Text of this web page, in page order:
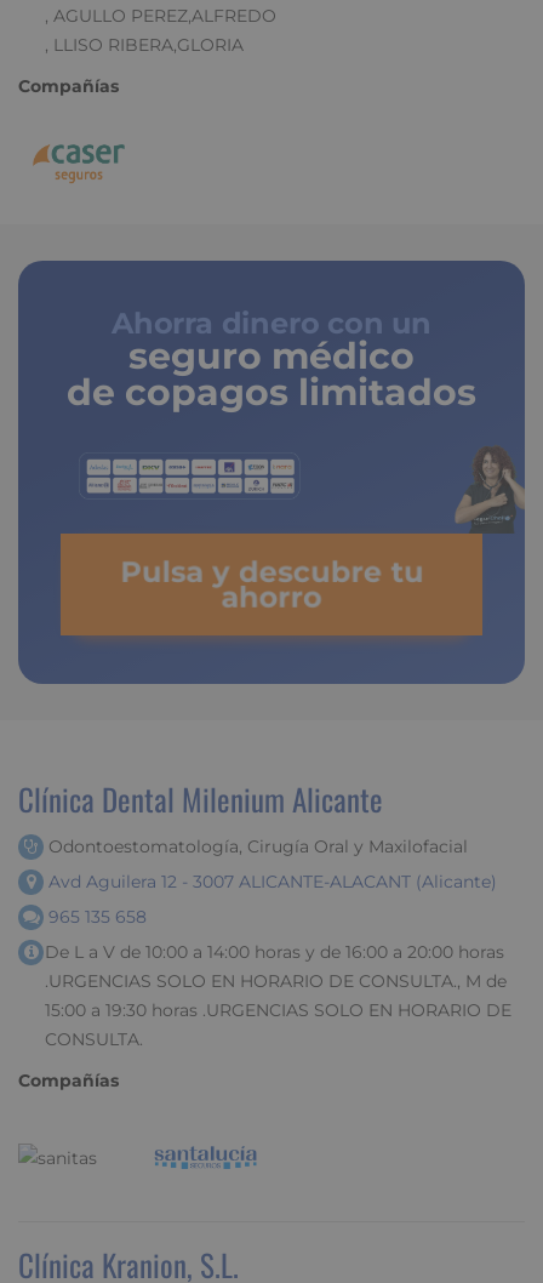
, AGULLO PEREZ,ALFREDO
, LLISO RIBERA,GLORIA
Compañías
Ahorra dinero con un
seguro médico
de copagos limitados
Pulsa y descubre tu
ahorro
Clínica Dental Milenium Alicante
Odontoestomatología, Cirugía Oral y Maxilofacial
Avd Aguilera 12 - 3007 ALICANTE-ALACANT (Alicante)
965 135 658
De L a V de 10:00 a 14:00 horas y de 16:00 a 20:00 horas
.URGENCIAS SOLO EN HORARIO DE CONSULTA., M de
15:00 a 19:30 horas .URGENCIAS SOLO EN HORARIO DE
CONSULTA.
Compañías
Clínica Kranion, S.L.